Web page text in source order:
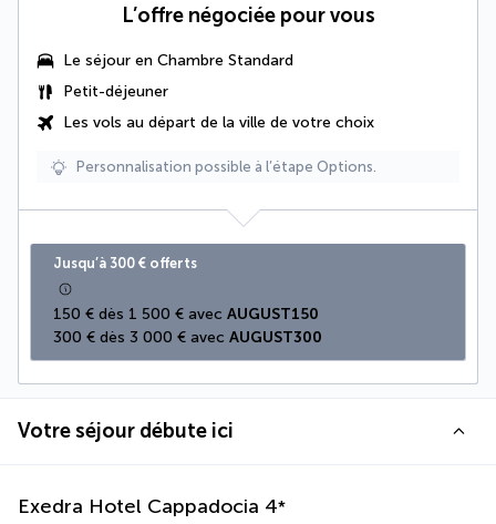
L’offre négociée pour vous
Le séjour en Chambre Standard
Petit-déjeuner
Les vols au départ de la ville de votre choix
Personnalisation possible à l’étape Options.
Jusqu’à 300 € offerts
150 € dès 1 500 € avec AUGUST150
300 € dès 3 000 € avec AUGUST300
Votre séjour débute ici
Exedra Hotel Cappadocia 4*